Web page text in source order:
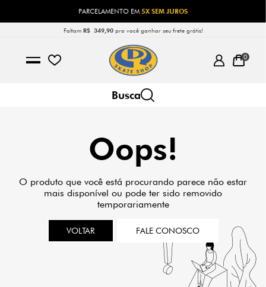
PARCELAMENTO EM5X SEM JUROS
Faltam R$ 349,90pra você ganhar seu frete grátis!
0
Oops!
O produto que você está procurando parece não estar
mais disponível ou pode ter sido removido
temporariamente
VOLTAR FALE CONOSCO